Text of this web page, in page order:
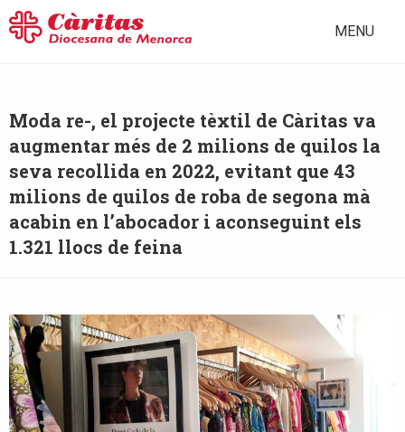
MENU
Moda re-, el projecte tèxtil de Càritas va
augmentar més de 2 milions de quilos la
seva recollida en 2022, evitant que 43
milions de quilos de roba de segona mà
acabin en l’abocador i aconseguint els
1.321 llocs de feina